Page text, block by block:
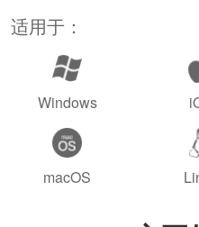
适用于：
Windows
macOS